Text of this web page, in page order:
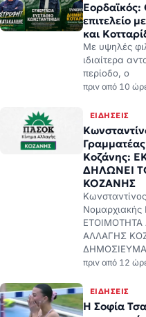
Εορδαϊκός:
επιτελείο
και
Με υψηλές
ιδιαίτερα
περίοδο, ο
πριν από 10
ΕΙΔΉΣΕΙΣ
Κοζάνης:
ΔΗΛΩΝΕΙ
ΚΟΖΑΝΗΣ
ΑΛΛΑΓΗΣ
πριν από 12
ΕΙΔΉΣΕΙΣ
Η Σοφία